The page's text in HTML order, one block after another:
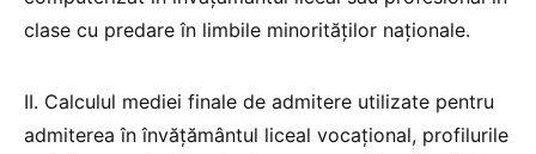
clase cu predare în limbile minorităților naționale.
II. Calculul mediei finale de admitere utilizate pentru
admiterea în învățământul liceal vocațional, profilurile